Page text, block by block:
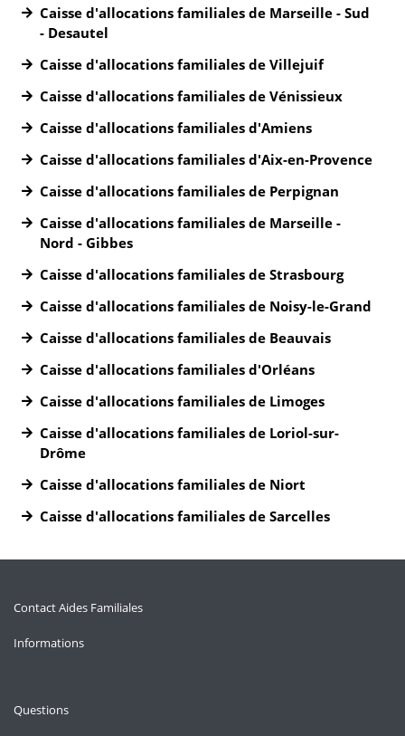
Caisse d'allocations familiales de Marseille - Sud
- Desautel
Caisse d'allocations familiales de Villejuif
Caisse d'allocations familiales de Vénissieux
Caisse d'allocations familiales d'Amiens
Caisse d'allocations familiales d'Aix-en-Provence
Caisse d'allocations familiales de Perpignan
Caisse d'allocations familiales de Marseille -
Nord - Gibbes
Caisse d'allocations familiales de Strasbourg
Caisse d'allocations familiales de Noisy-le-Grand
Caisse d'allocations familiales de Beauvais
Caisse d'allocations familiales d'Orléans
Caisse d'allocations familiales de Limoges
Caisse d'allocations familiales de Loriol-sur-
Drôme
Caisse d'allocations familiales de Niort
Caisse d'allocations familiales de Sarcelles
Contact Aides Familiales
Informations
Questions